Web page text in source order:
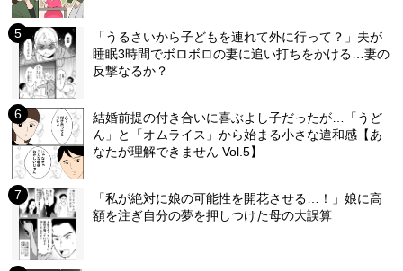
「うるさいから子どもを連れて外に行って？」夫が
睡眠3時間でボロボロの妻に追い打ちをかける…妻の
反撃なるか？
結婚前提の付き合いに喜ぶよし子だったが…「うど
ん」と「オムライス」から始まる小さな違和感【あ
なたが理解できません Vol.5】
「私が絶対に娘の可能性を開花させる…！」娘に高
額を注ぎ自分の夢を押しつけた母の大誤算